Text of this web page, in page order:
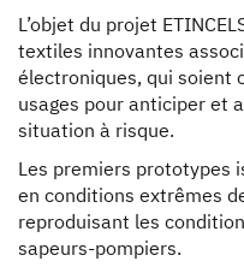
L’objet du projet
textiles innovantes
électroniques, qui soient
usages pour anticiper et
situation à risque.
Les premiers prototypes
en conditions extrêmes
reproduisant les
sapeurs-pompiers.